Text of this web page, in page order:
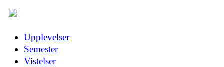
Upplevelser
Semester
Vistelser